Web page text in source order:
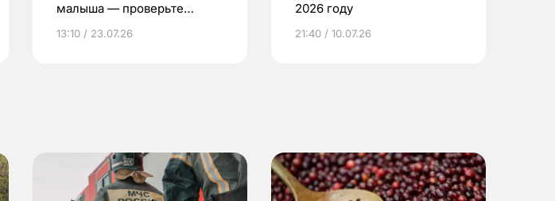
малыша — проверьте
по ОМС!
13:10 / 23.07.26
2026 году
21:40 / 10.07.26